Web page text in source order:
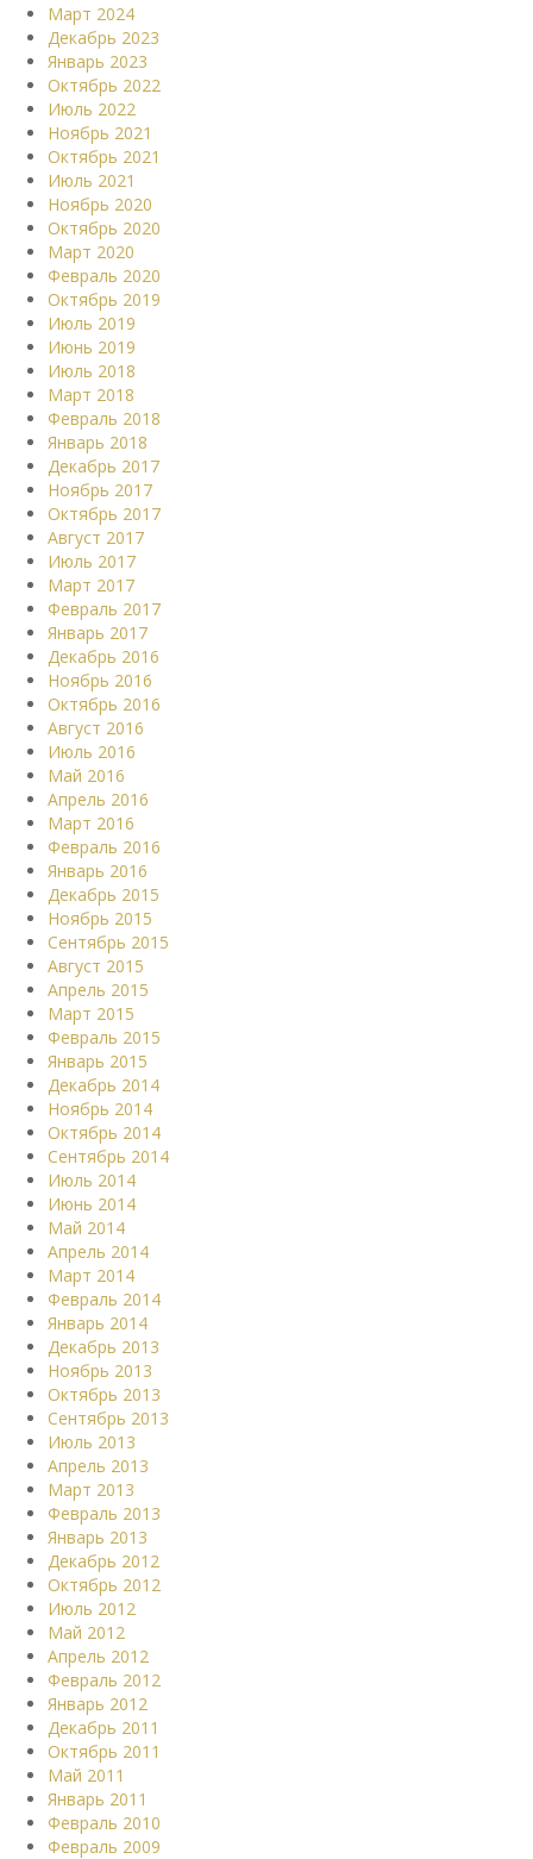
Март 2024
Декабрь 2023
Январь 2023
Октябрь 2022
Июль 2022
Ноябрь 2021
Октябрь 2021
Июль 2021
Ноябрь 2020
Октябрь 2020
Март 2020
Февраль 2020
Октябрь 2019
Июль 2019
Июнь 2019
Июль 2018
Март 2018
Февраль 2018
Январь 2018
Декабрь 2017
Ноябрь 2017
Октябрь 2017
Август 2017
Июль 2017
Март 2017
Февраль 2017
Январь 2017
Декабрь 2016
Ноябрь 2016
Октябрь 2016
Август 2016
Июль 2016
Май 2016
Апрель 2016
Март 2016
Февраль 2016
Январь 2016
Декабрь 2015
Ноябрь 2015
Сентябрь 2015
Август 2015
Апрель 2015
Март 2015
Февраль 2015
Январь 2015
Декабрь 2014
Ноябрь 2014
Октябрь 2014
Сентябрь 2014
Июль 2014
Июнь 2014
Май 2014
Апрель 2014
Март 2014
Февраль 2014
Январь 2014
Декабрь 2013
Ноябрь 2013
Октябрь 2013
Сентябрь 2013
Июль 2013
Апрель 2013
Март 2013
Февраль 2013
Январь 2013
Декабрь 2012
Октябрь 2012
Июль 2012
Май 2012
Апрель 2012
Февраль 2012
Январь 2012
Декабрь 2011
Октябрь 2011
Май 2011
Январь 2011
Февраль 2010
Февраль 2009